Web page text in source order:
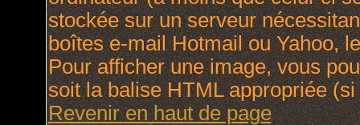
stockée sur un serveur
boîtes e-mail Hotmail ou Yahoo,
Pour afficher une image, vous
soit la balise HTML appropriée
Revenir en haut de page